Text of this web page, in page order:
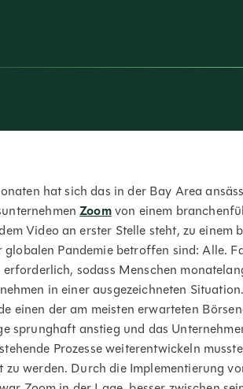
hat sich das in der Bay Area
Zoomvon einem
Video an erster Stelle steht, zu einem
Pandemie betroffen sind: Alle.
erforderlich, sodass Menschen
in einer ausgezeichneten
einen der am meisten erwarteten
sprunghaft anstieg und das
Prozesse weiterentwickeln
zu werden. Durch die Implementierung